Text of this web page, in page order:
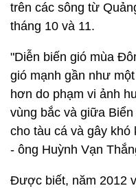
trên các sông từ
tháng 10 và 11.
"Diễn biến gió mùa
gió mạnh gần như
hơn do phạm vi ảnh
vùng bắc và giữa
cho tàu cá và gây
- ông Huỳnh Vạn
Được biết, năm 2012